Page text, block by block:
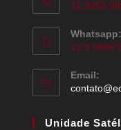
12 3206
Whatsapp:
12 9 9999
Email:
Unidade